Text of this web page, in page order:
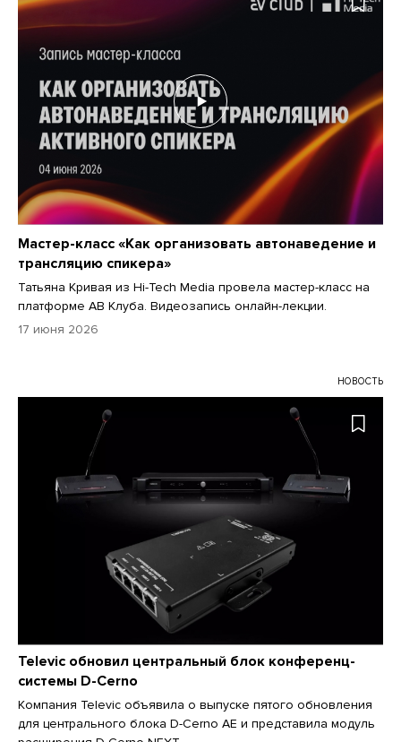
Мастер-класс «Как организовать автонаведение и
трансляцию спикера»
Татьяна Кривая из Hi-Tech Media провела мастер-класс на
платформе АВ Клуба. Видеозапись онлайн-лекции.
17 июня 2026
НОВОСТЬ
Televic обновил центральный блок конференц-
системы D-Cerno
Компания Televic объявила о выпуске пятого обновления
для центрального блока D-Cerno AE и представила модуль